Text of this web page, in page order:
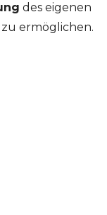
des eigenen
ermöglichen.